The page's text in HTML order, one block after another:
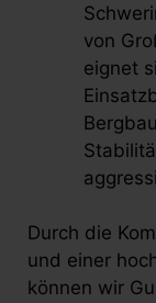
von
eignet
Durch die
und einer
können wir